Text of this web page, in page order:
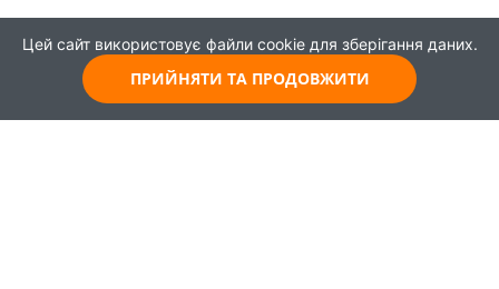
Цей сайт використовує файли cookie для зберігання даних.
ПРИЙНЯТИ ТА ПРОДОВЖИТИ